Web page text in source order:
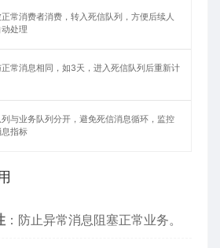
常消费者消费，转入死信队列，方便后续人
处理
常消息相同，如3天，进入死信队列后重新计
与业务队列分开，避免死信消息循环，监控
指标
：防止异常消息阻塞正常业务。